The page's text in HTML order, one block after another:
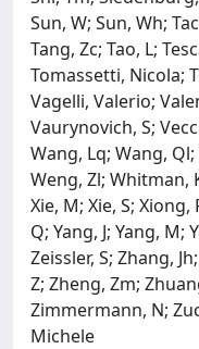
Sun, W; Sun, Wh;
Tang, Zc; Tao, L;
Tomassetti, Nicola;
Vagelli, Valerio;
Vaurynovich, S;
Wang, Lq; Wang,
Weng, Zl; Whitman,
Xie, M; Xie, S; Xiong,
Q; Yang, J; Yang, M;
Zeissler, S; Zhang,
Z; Zheng, Zm;
Zimmermann, N;
Michele